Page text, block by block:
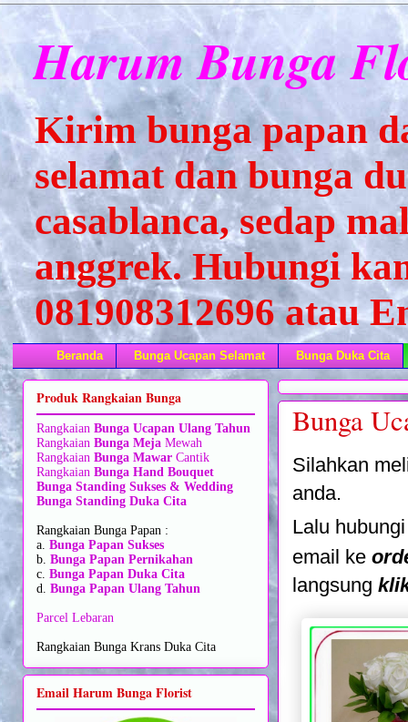
Harum Bunga
Kirim bunga papan
selamat dan bunga
casablanca, sedap
anggrek. Hubungi
081908312696 atau
Beranda Bunga Ucapan Selamat Bunga Duka Cita
Bunga
Silahkan
anda.
Lalu
email ke
langsung
Produk Rangkaian Bunga
Rangkaian Bunga Ucapan Ulang Tahun
Rangkaian Bunga Meja Mewah
Rangkaian Bunga Mawar Cantik
Rangkaian Bunga Hand Bouquet
Bunga Standing Sukses & Wedding
Bunga Standing Duka Cita
Rangkaian Bunga Papan :
a. Bunga Papan Sukses
b. Bunga Papan Pernikahan
c. Bunga Papan Duka Cita
d. Bunga Papan Ulang Tahun
Parcel Lebaran
Rangkaian Bunga Krans Duka Cita
Email Harum Bunga Florist